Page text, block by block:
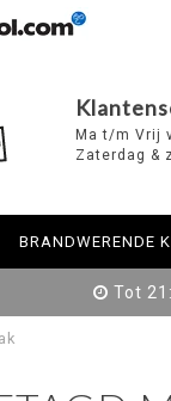
Ma t/m Vrij
Zaterdag &
BRANDWERENDE
Tot